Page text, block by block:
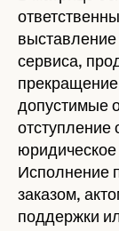
выставление
сервиса,
допустимые
отступление
Исполнение
заказом,
поддержки